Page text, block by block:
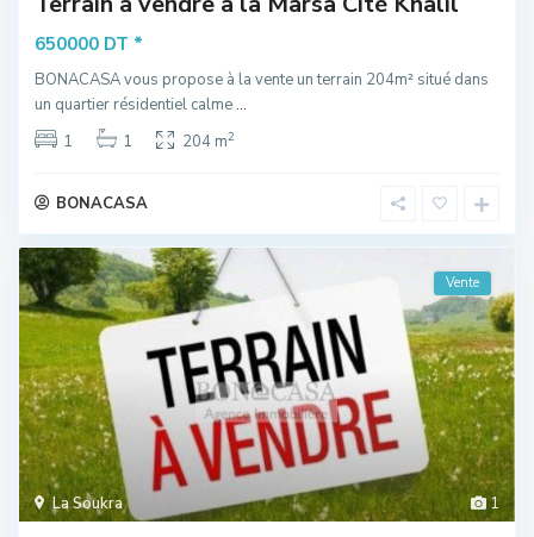
650000 DT *
BONACASA vous propose à la vente un terrain 204m² situé dans
un quartier résidentiel calme...
1
1 204 m2
BONACASA
1
La Soukra
Vente